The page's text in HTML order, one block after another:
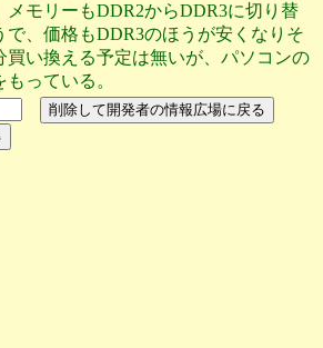
メモリーもDDR2からDDR3に切り替
で、価格もDDR3のほうが安くなりそ
買い換える予定は無いが、パソコンの
っている。